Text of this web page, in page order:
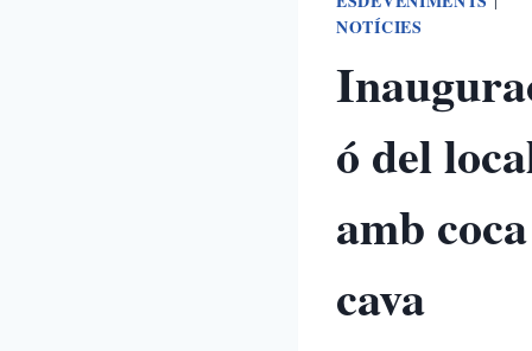
NOTÍCIES
ó del
amb
cava